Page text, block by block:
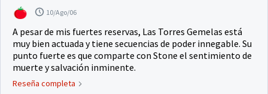
10/Ago/06
A pesar de mis fuertes reservas, Las Torres Gemelas está
muy bien actuada y tiene secuencias de poder innegable. Su
punto fuerte es que comparte con Stone el sentimiento de
muerte y salvación inminente.
Reseña completa